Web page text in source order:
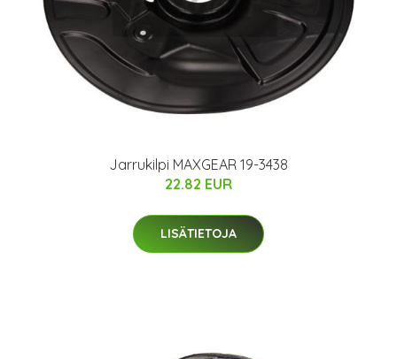
Jarrukilpi MAXGEAR 19-3438
22.82 EUR
LISÄTIETOJA